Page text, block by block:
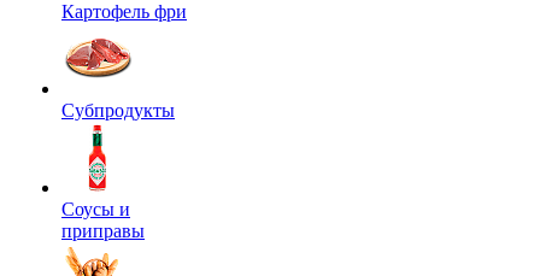
Картофель фри
Субпродукты
Соусы и
приправы